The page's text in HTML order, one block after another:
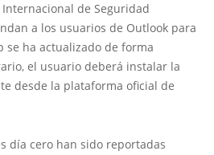
de Seguridad
a los usuarios de Outlook para
se ha actualizado de forma
el usuario deberá instalar la
desde la plataforma oficial de
día cero han sido reportadas